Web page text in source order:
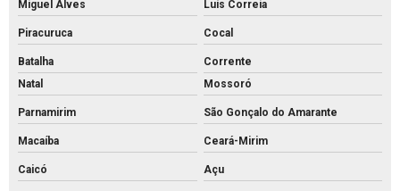
Miguel Alves Luís Correia
Piracuruca Cocal
Batalha
Corrente
Natal
Mossoró
Parnamirim São Gonçalo do Amarante
Macaíba Ceará-Mirim
Caicó Açu